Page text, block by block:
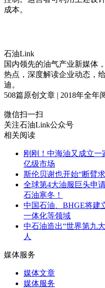
成本。
石油Link
国内领先的油气产业新媒体
热点，深度解读企业动态，
迪。
508篇原创文章 | 2018年全年
微信扫一扫
关注石油Link公众号
相关阅读
刚刚！中海油又成立
亿级市场
斯伦贝谢也开始“断臂
全球第4大油服巨头申
石油寒冬！
中国石油、BHGE将建
一体化等领域
中石油造出“世界第九
人
媒体服务
媒体文章
媒体服务